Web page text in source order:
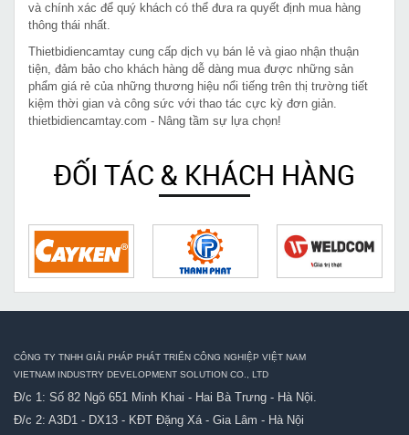
và chính xác để quý khách có thể đưa ra quyết định mua hàng
thông thái nhất.
Thietbidiencamtay cung cấp dịch vụ bán lẻ và giao nhận thuận
tiện, đảm bảo cho khách hàng dễ dàng mua được những sản
phẩm giá rẻ của những thương hiệu nổi tiếng trên thị trường tiết
kiệm thời gian và công sức với thao tác cực kỳ đơn giản.
thietbidiencamtay.com - Nâng tầm sự lựa chọn!
ĐỐI TÁC & KHÁCH HÀNG
CÔNG TY TNHH GIẢI PHÁP PHÁT TRIỂN CÔNG NGHIỆP VIỆT NAM
VIETNAM INDUSTRY DEVELOPMENT SOLUTION CO., LTD
Đ/c 1: Số 82 Ngõ 651 Minh Khai - Hai Bà Trưng - Hà Nội.
Đ/c 2: A3D1 - DX13 - KĐT Đặng Xá - Gia Lâm - Hà Nội